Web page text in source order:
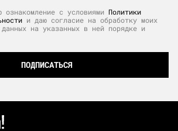
ознакомление с условиями Политики
и даю согласие на обработку моих
данных на указанных в ней порядке и
ПОДПИСАТЬСЯ